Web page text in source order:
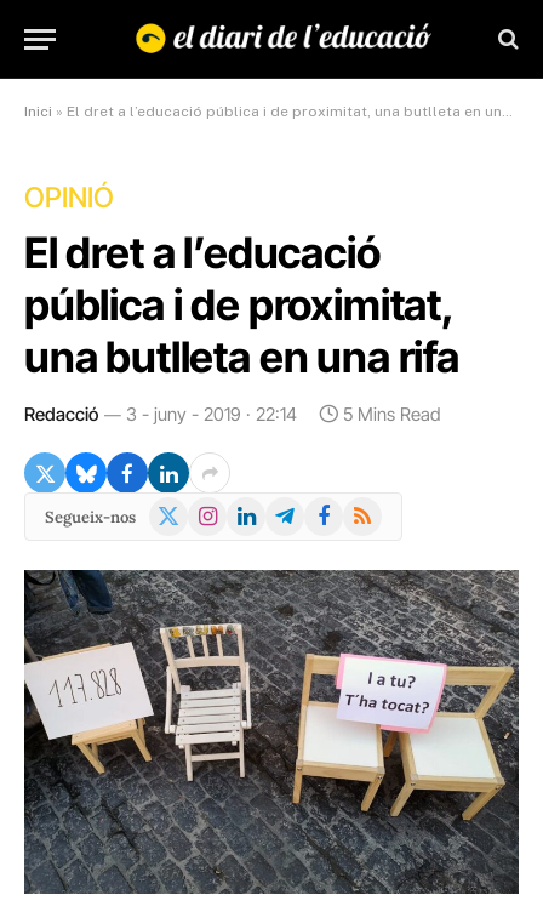
Inici » El dret a l’educació pública i de proximitat, una butlleta en una rifa
OPINIÓ
El dret a l’educació
pública i de proximitat,
una butlleta en una rifa
Redacció 3 - juny - 2019 · 22:14 5 Mins Read
Segueix-nos
X
Instagram
LinkedInTelegramFacebook
RSS